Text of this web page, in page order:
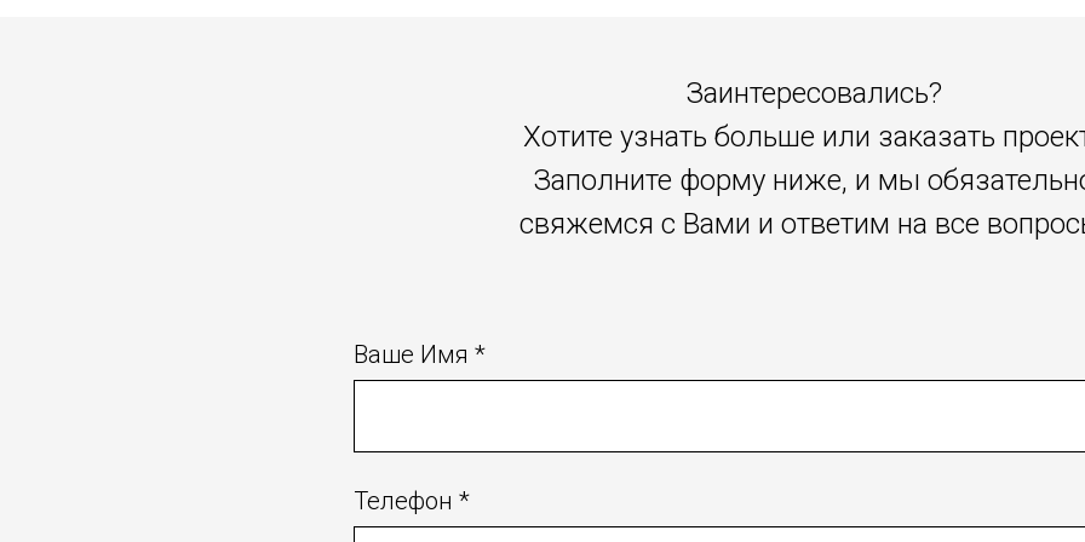
Заинтересовались?
Хотите узнать больше или заказать
Заполните форму ниже, и мы
свяжемся с Вами и ответим на все
Ваше Имя *
Телефон *